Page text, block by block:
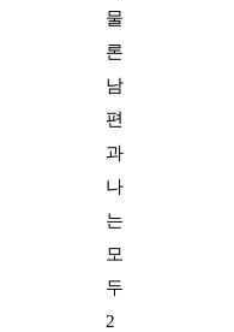
물
론
남
편
과
나
는
모
두
2